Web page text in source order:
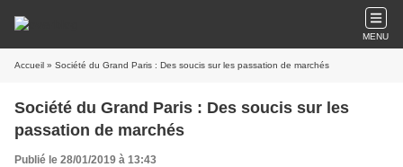
MENU
Accueil » Société du Grand Paris : Des soucis sur les passation de marchés
Société du Grand Paris : Des soucis sur les
passation de marchés
Publié le 28/01/2019 à 13:43